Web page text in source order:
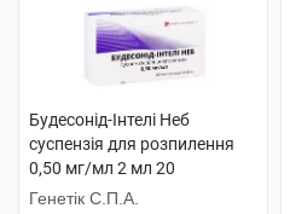
Будесонід-Інтелі Неб
суспензія для розпилення
0,50 мг/мл 2 мл 20
контейнерів
Генетік С.П.А.